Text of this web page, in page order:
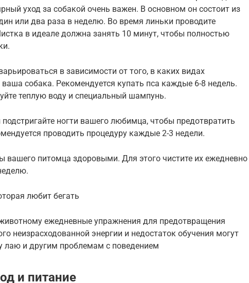
уход за собакой очень важен. В основном он состоит из
или два раза в неделю. Во время линьки проводите
в идеале должна занять 10 минут, чтобы полностью
в зависимости от того, в каких видах
ваша собака. Рекомендуется купать пса каждые 6-8 недель.
теплую воду и специальный шампунь.
подстригайте ногти вашего любимца, чтобы предотвратить
проводить процедуру каждые 2-3 недели.
вашего питомца здоровыми. Для этого чистите их ежедневно
любит бегать
ежедневные упражнения для предотвращения
неизрасходованной энергии и недостаток обучения могут
лаю и другим проблемам с поведением
и питание